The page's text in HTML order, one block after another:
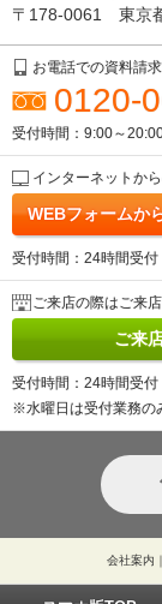
〒178-0061 東京
お電話での資料請
0120-
受付時間：9:00～
インターネットか
WEBフォームか
受付時間：24時間受付
ご来店の際はご来
ご来
受付時間：24時間受付
※水曜日は受付業務の
会社案内 ｜